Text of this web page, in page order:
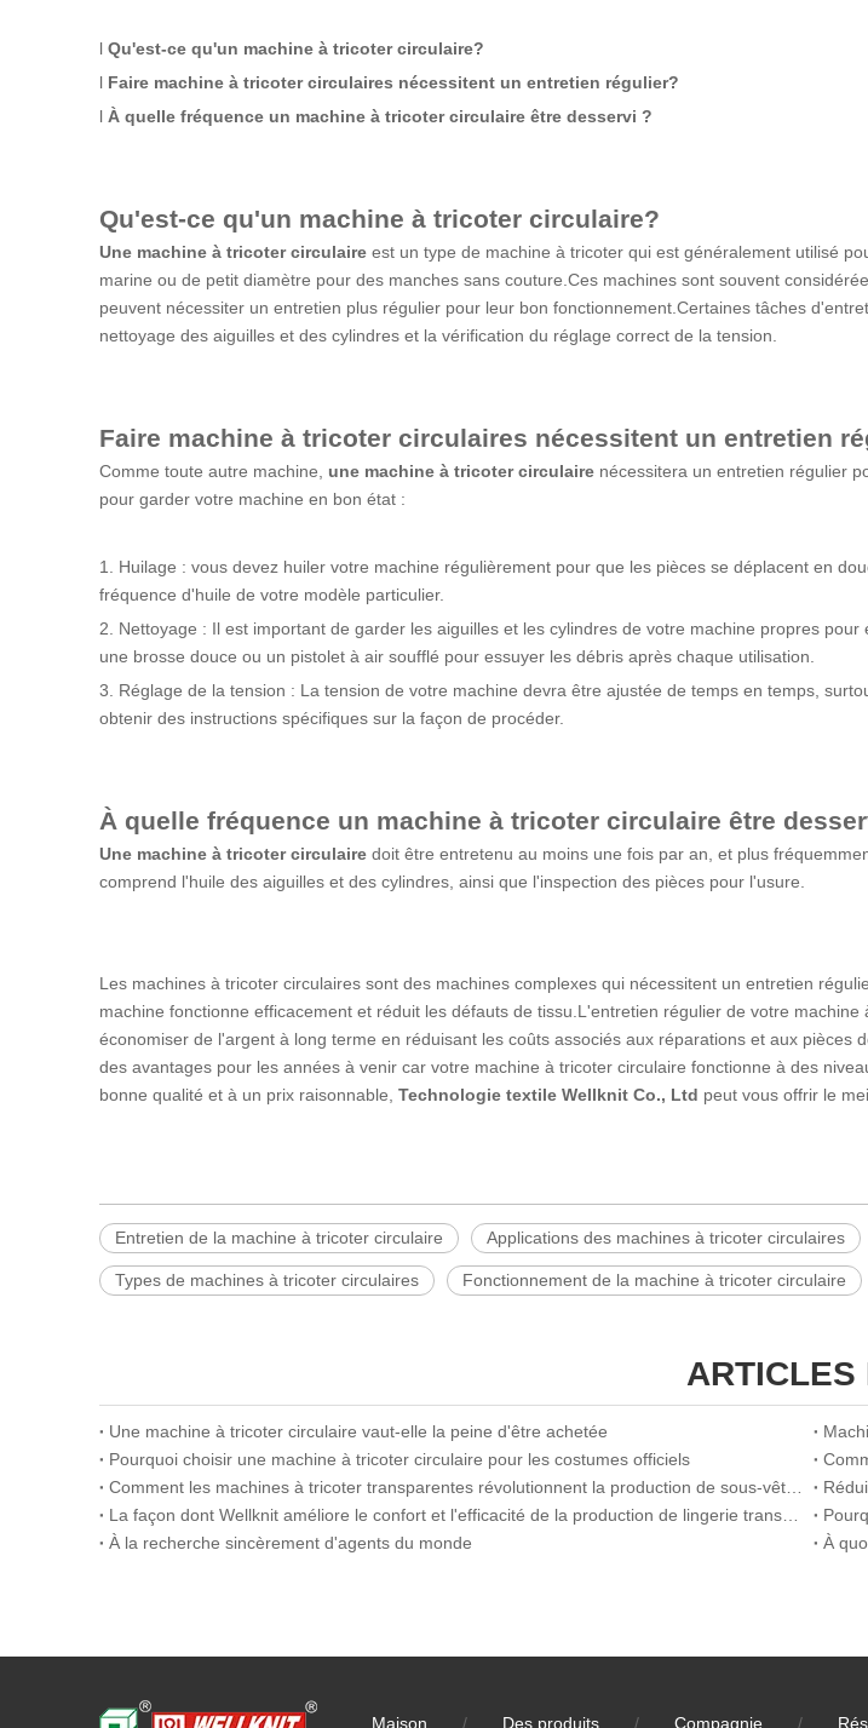
l Qu'est-ce qu'un machine à tricoter circulaire?
l Faire machine à tricoter circulaires nécessitent un entretien régulier?
l À quelle fréquence un machine à tricoter circulaire être desservi ?
Qu'est-ce qu'un machine à tricoter circulaire?
Une machine à tricoter circulaire est un type de machine à tricoter qui est généralement utilisé
marine ou de petit diamètre pour des manches sans couture.Ces machines sont souvent
peuvent nécessiter un entretien plus régulier pour leur bon fonctionnement.Certaines tâches
nettoyage des aiguilles et des cylindres et la vérification du réglage correct de la tension.
Faire machine à tricoter circulaires nécessitent un entretien
Comme toute autre machine, une machine à tricoter circulaire nécessitera un entretien régulier
pour garder votre machine en bon état :
1. Huilage : vous devez huiler votre machine régulièrement pour que les pièces se déplacent en
fréquence d'huile de votre modèle particulier.
2. Nettoyage : Il est important de garder les aiguilles et les cylindres de votre machine propres
une brosse douce ou un pistolet à air soufflé pour essuyer les débris après chaque utilisation.
3. Réglage de la tension : La tension de votre machine devra être ajustée de temps en temps,
obtenir des instructions spécifiques sur la façon de procéder.
À quelle fréquence un machine à tricoter circulaire être
Une machine à tricoter circulaire doit être entretenu au moins une fois par an, et plus
comprend l'huile des aiguilles et des cylindres, ainsi que l'inspection des pièces pour l'usure.
Les machines à tricoter circulaires sont des machines complexes qui nécessitent un entretien
machine fonctionne efficacement et réduit les défauts de tissu.L'entretien régulier de votre
économiser de l'argent à long terme en réduisant les coûts associés aux réparations et aux
des avantages pour les années à venir car votre machine à tricoter circulaire fonctionne à des
bonne qualité et à un prix raisonnable, Technologie textile Wellknit Co., Ltd peut vous offrir le
Entretien de la machine à tricoter circulaire Applications des machines à tricoter circulaires
Types de machines à tricoter circulaires Fonctionnement de la machine à tricoter circulaire
ARTICLES
Une machine à tricoter circulaire vaut-elle la peine d'être achetée
Pourquoi choisir une machine à tricoter circulaire pour les costumes officiels
À la recherche sincèrement d'agents du monde
À
Maison / Des produits / Compagnie /